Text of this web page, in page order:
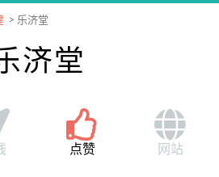
> 乐济堂
济堂
点赞 网站